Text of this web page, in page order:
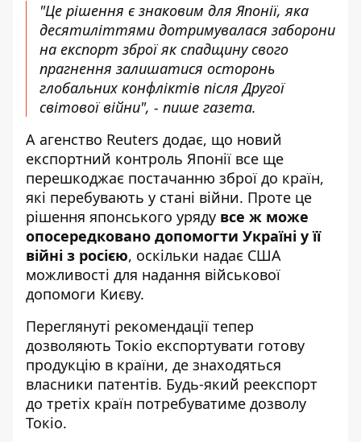
"Це рішення є знаковим для Японії, яка
десятиліттями дотримувалася заборони
на експорт зброї як спадщину свого
прагнення залишатися осторонь
глобальних конфліктів після Другої
світової війни", - пише газета.
А агенство Reuters додає, що новий
експортний контроль Японії все ще
перешкоджає постачанню зброї до країн,
які перебувають у стані війни. Проте це
рішення японського уряду все ж може
опосередковано допомогти Україні у її
війні з росією, оскільки надає США
можливості для надання військової
допомоги Києву.
Переглянуті рекомендації тепер
дозволяють Токіо експортувати готову
продукцію в країни, де знаходяться
власники патентів. Будь-який реекспорт
до третіх країн потребуватиме дозволу
Токіо.